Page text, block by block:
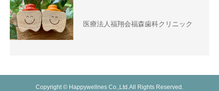
医療法人福翔会福森歯科クリニック
Copyright © Happywellnes Co.,Ltd.All Rights Reserved.